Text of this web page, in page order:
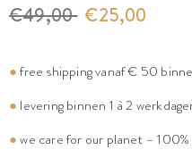
€49,00 €25,00
●free shipping vanaf € 50
● levering binnen 1 à 2
●we care for our planet –